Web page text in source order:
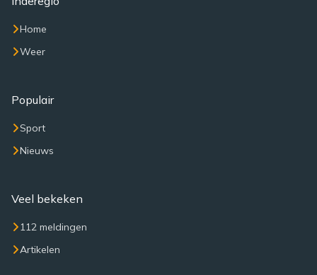
Home
Weer
Populair
Sport
Nieuws
Veel bekeken
112 meldingen
Artikelen